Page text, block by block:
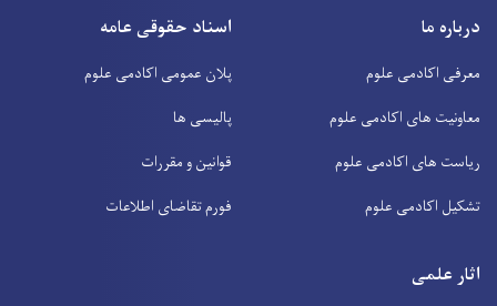
درباره ما
معرفی اکادمی علوم
معاونیت های اکادمی علوم
ریاست های اکادمی علوم
تشکیل اکادمی علوم
اسناد حقوقی عامه
پلان عمومی اکادمی علوم
پالیسی ها
قوانین و مقررات
فورم تقاضای اطلاعات
اثار علمی